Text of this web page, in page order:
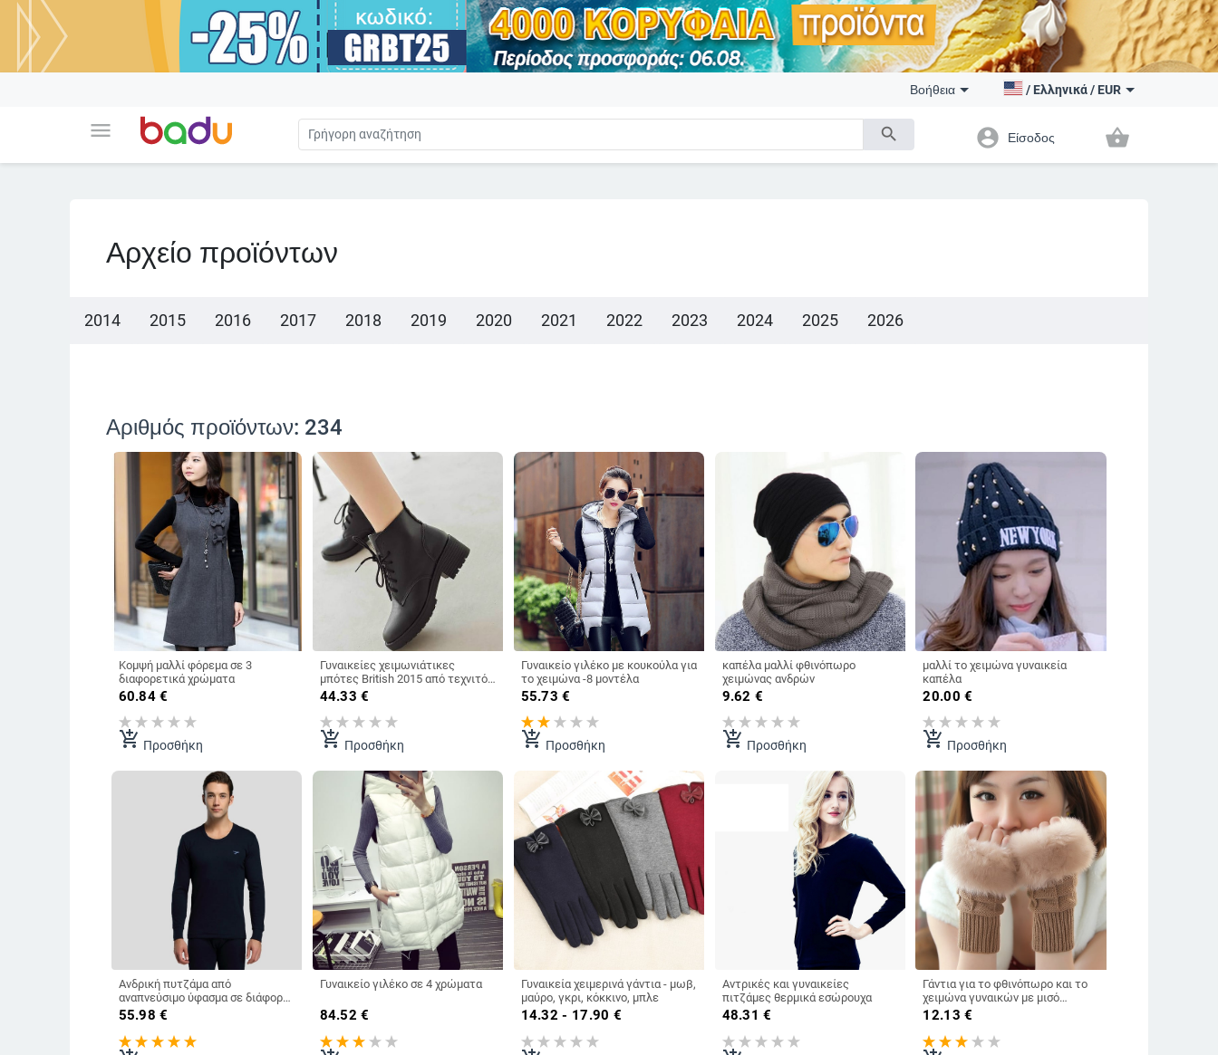
menu search
Βοήθεια / Ελληνικά/ EUR
account_circle Είσοδος shopping_basket
Αρχείο προϊόντων
2014 2015 2016 2017 2018 2019 2020 2021 2022 2023 2024 2025 2026
Αριθμός προϊόντων: 234
Κομψή μαλλί φόρεμα σε 3
διαφορετικά χρώματα
60.84 €
add_shopping_cart Προσθήκη
Γυναικείες χειμωνιάτικες
μπότες British 2015 από τεχνιτό
δερμα
44.33 €
add_shopping_cart Προσθήκη
Γυναικείο γιλέκο με κουκούλα για
το χειμώνα -8 μοντέλα
55.73 €
add_shopping_cart Προσθήκη
καπέλα μαλλί φθινόπωρο
χειμώνας ανδρών
9.62 €
add_shopping_cart Προσθήκη
μαλλί το χειμώνα γυναικεία
καπέλα
20.00 €
add_shopping_cart Προσθήκη
Ανδρική πυτζάμα από
αναπνεύσιμο ύφασμα σε διάφορα
χρώματα
55.98 €
Γυναικείο γιλέκο σε 4 χρώματα
84.52 €
Γυναικεία χειμερινά γάντια - μωβ,
μαύρο, γκρι, κόκκινο, μπλε
14.32 - 17.90 €
Αντρικές και γυναικείες
πιτζάμες θερμικά εσώρουχα
48.31 €
Γάντια για το φθινόπωρο και το
χειμώνα γυναικών με μισό
δάχτυλο
12.13 €